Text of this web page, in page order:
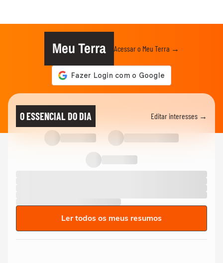
Meu Terra Acessar o Meu Terra →
O ESSENCIAL DO DIA Editar interesses →
Ler todos os meus resumos